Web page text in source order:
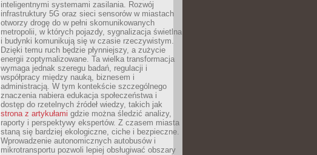
inteligentnymi systemami zasilania. Rozwój
infrastruktury 5G oraz sieci sensorów w miastach
otworzy drogę do w pełni skomunikowanych
metropolii, w których pojazdy, sygnalizacja świetlna
i budynki komunikują się w czasie rzeczywistym.
Dzięki temu ruch będzie płynniejszy, a zużycie
energii zoptymalizowane. Ta wielka transformacja
wymaga jednak szeregu badań, regulacji i
współpracy między nauką, biznesem i
administracją. W tym kontekście szczególnego
znaczenia nabiera edukacja społeczeństwa i
dostęp do rzetelnych źródeł wiedzy, takich jak
strona z artykułami gdzie można śledzić analizy,
raporty i perspektywy ekspertów. Z czasem miasta
staną się bardziej ekologiczne, ciche i bezpieczne.
Wprowadzenie autonomicznych autobusów i
mikrotransportu pozwoli lepiej obsługiwać obszary